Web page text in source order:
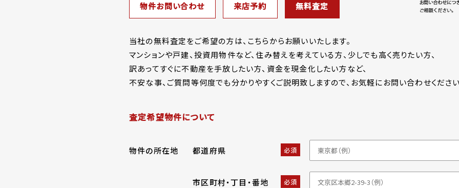
物件お問い合わせ 来店予約 無料査定
当社の無料査定をご希望の方は、こちらからお願いいたします。
マンションや戸建、投資用物件など、住み替えを考えている方、少しでも高く売りたい方、
訳あってすぐに不動産を手放したい方、資金を現金化したい方など、
不安な事、ご質問等何度でも分かりやすくご説明致しますので、お気軽にお問い合わせくださ
査定希望物件について
物件の所在地 都道府県 必須
市区町村・丁目・番地 必須